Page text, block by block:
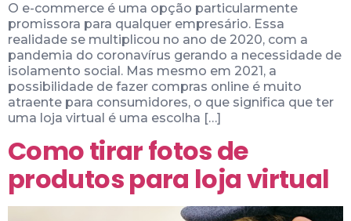
O e-commerce é uma opção particularmente
promissora para qualquer empresário. Essa
realidade se multiplicou no ano de 2020, com a
pandemia do coronavírus gerando a necessidade de
isolamento social. Mas mesmo em 2021, a
possibilidade de fazer compras online é muito
atraente para consumidores, o que significa que ter
uma loja virtual é uma escolha […]
Como tirar fotos de
produtos para loja virtual